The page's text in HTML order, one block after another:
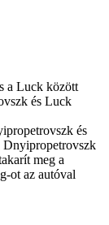
a Luck között
és Luck
és
meg a
ot az autóval